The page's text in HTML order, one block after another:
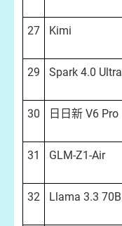
27 Kimi
29 Spark 4.0 Ultra
30 日日新 V6 Pro
31 GLM-Z1-Air
32 Llama 3.3 70B